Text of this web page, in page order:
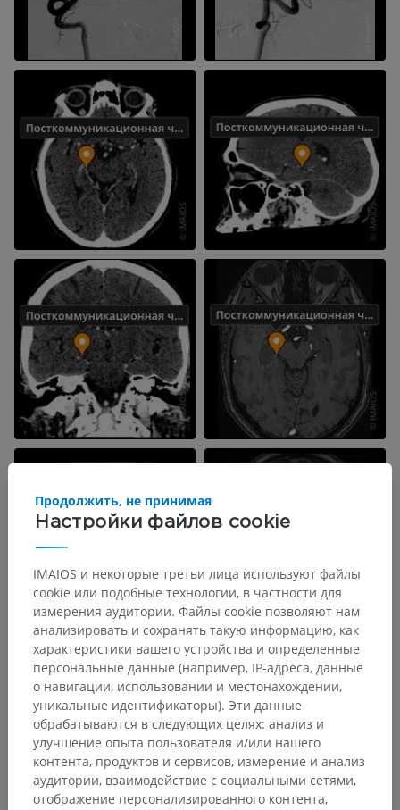
Настройки файлов cookie
Продолжить, не принимая
IMAIOS и некоторые третьи лица используют файлы
cookie или подобные технологии, в частности для
измерения аудитории. Файлы cookie позволяют нам
анализировать и сохранять такую информацию, как
характеристики вашего устройства и определенные
персональные данные (например, IP-адреса, данные
о навигации, использовании и местонахождении,
уникальные идентификаторы). Эти данные
обрабатываются в следующих целях: анализ и
улучшение опыта пользователя и/или нашего
контента, продуктов и сервисов, измерение и анализ
аудитории, взаимодействие с социальными сетями,
отображение персонализированного контента,